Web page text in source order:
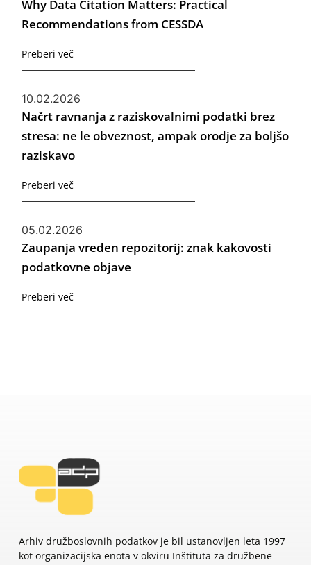
Why Data Citation Matters: Practical
Recommendations from CESSDA
Preberi več
10.02.2026
Načrt ravnanja z raziskovalnimi podatki brez
stresa: ne le obveznost, ampak orodje za boljšo
raziskavo
Preberi več
05.02.2026
Zaupanja vreden repozitorij: znak kakovosti
podatkovne objave
Preberi več
Arhiv družboslovnih podatkov je bil ustanovljen leta 1997
kot organizacijska enota v okviru Inštituta za družbene